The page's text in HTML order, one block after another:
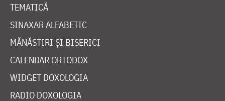
TEMATICĂ
SINAXAR ALFABETIC
MĂNĂSTIRI ȘI BISERICI
CALENDAR ORTODOX
WIDGET DOXOLOGIA
RADIO DOXOLOGIA